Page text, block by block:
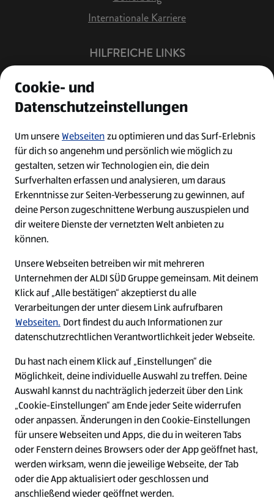
Internationale Karriere
HILFREICHE LINKS
Job Benachrichtigung
Bewerberkonto
Leichte Sprache
Kontakt
W
i
r
d
a
u
f
W
i
r
d
a
u
f
W
i
r
d
a
u
f
W
i
r
d
a
Cookie - Liste
Datenschutz
Cookie- und
Datenschutzeinstellungen
Um unsereWebseitenzu optimieren und das Surf-Erlebnis
für dich so angenehm und persönlich wie möglich zu
gestalten, setzen wir Technologien ein, die dein
Surfverhalten erfassen und analysieren, um daraus
Erkenntnisse zur Seiten-Verbesserung zu gewinnen, auf
deine Person zugeschnittene Werbung auszuspielen und
dir weitere Dienste der vernetzten Welt anbieten zu
können.
Unsere Webseiten betreiben wir mit mehreren
Unternehmen der ALDI SÜD Gruppe gemeinsam. Mit deinem
Klick auf „Alle bestätigen“ akzeptierst du alle
Verarbeitungen der unter diesem Link aufrufbaren
Webseiten. Dort findest du auch Informationen zur
datenschutzrechtlichen Verantwortlichkeit jeder Webseite.
Du hast nach einem Klick auf „Einstellungen“ die
Möglichkeit, deine individuelle Auswahl zu treffen. Deine
Auswahl kannst du nachträglich jederzeit über den Link
„Cookie-Einstellungen“ am Ende jeder Seite widerrufen
oder anpassen. Änderungen in den Cookie-Einstellungen
für unsere Webseiten und Apps, die du in weiteren Tabs
oder Fenstern deines Browsers oder der App geöffnet hast,
werden wirksam, wenn die jeweilige Webseite, der Tab
oder die App aktualisiert oder geschlossen und
anschließend wieder geöffnet werden.